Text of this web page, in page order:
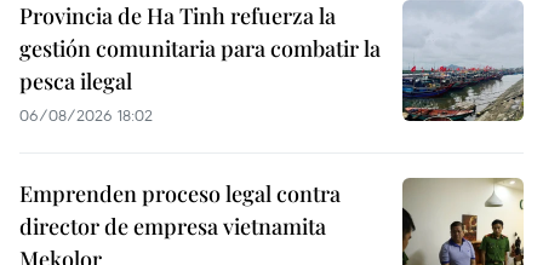
Provincia de Ha Tinh refuerza la
gestión comunitaria para combatir la
pesca ilegal
06/08/2026 18:02
Emprenden proceso legal contra
director de empresa vietnamita
Mekolor